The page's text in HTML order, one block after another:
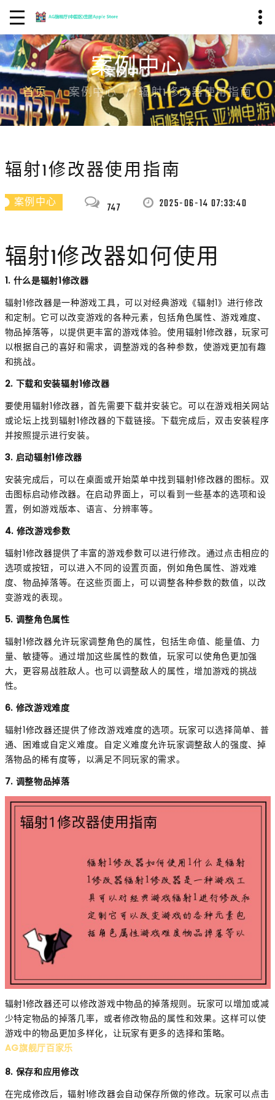
案例中心
首页 案例中心 辐射1修改器使用指南
辐射1修改器使用指南
案例中心 747 2025-06-14 07:33:40
辐射1修改器如何使用
1. 什么是辐射1修改器
辐射1修改器是一种游戏工具，可以对经典游戏《辐射1》进行修改
和定制。它可以改变游戏的各种元素，包括角色属性、游戏难度、
物品掉落等，以提供更丰富的游戏体验。使用辐射1修改器，玩家可
以根据自己的喜好和需求，调整游戏的各种参数，使游戏更加有趣
和挑战。
2. 下载和安装辐射1修改器
要使用辐射1修改器，首先需要下载并安装它。可以在游戏相关网站
或论坛上找到辐射1修改器的下载链接。下载完成后，双击安装程序
并按照提示进行安装。
3. 启动辐射1修改器
安装完成后，可以在桌面或开始菜单中找到辐射1修改器的图标。双
击图标启动修改器。在启动界面上，可以看到一些基本的选项和设
置，例如游戏版本、语言、分辨率等。
4. 修改游戏参数
辐射1修改器提供了丰富的游戏参数可以进行修改。通过点击相应的
选项或按钮，可以进入不同的设置页面，例如角色属性、游戏难
度、物品掉落等。在这些页面上，可以调整各种参数的数值，以改
变游戏的表现。
5. 调整角色属性
辐射1修改器允许玩家调整角色的属性，包括生命值、能量值、力
量、敏捷等。通过增加这些属性的数值，玩家可以使角色更加强
大，更容易战胜敌人。也可以调整敌人的属性，增加游戏的挑战
性。
6. 修改游戏难度
辐射1修改器还提供了修改游戏难度的选项。玩家可以选择简单、普
通、困难或自定义难度。自定义难度允许玩家调整敌人的强度、掉
落物品的稀有度等，以满足不同玩家的需求。
7. 调整物品掉落
辐射1修改器还可以修改游戏中物品的掉落规则。玩家可以增加或减
少特定物品的掉落几率，或者修改物品的属性和效果。这样可以使
游戏中的物品更加多样化，让玩家有更多的选择和策略。
AG旗舰厅百家乐
8. 保存和应用修改
在完成修改后，辐射1修改器会自动保存所做的修改。玩家可以点击